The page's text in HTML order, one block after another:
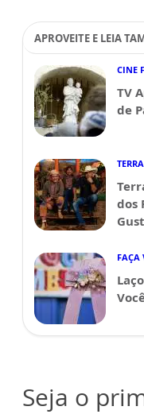
APROVEITE E LEIA
CINE
TV
de
dos
FAÇA
Seja o